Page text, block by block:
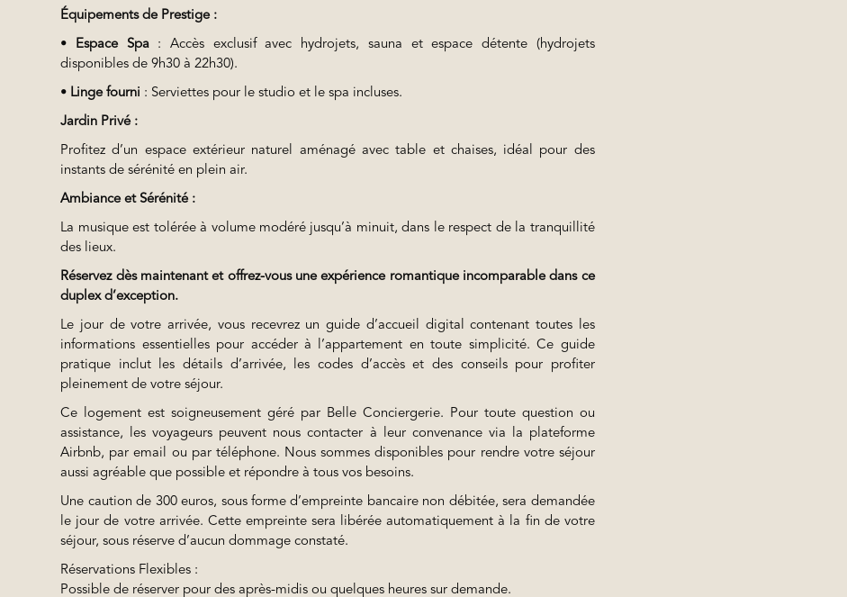
Équipements de Prestige :
• Espace Spa: Accès exclusif avec hydrojets, sauna et espace détente (hydrojets
disponibles de 9h30 à 22h30).
• Linge fourni : Serviettes pour le studio et le spa incluses.
Jardin Privé :
Profitez d’un espace extérieur naturel aménagé avec table et chaises, idéal pour des
instants de sérénité en plein air.
Ambiance et Sérénité :
La musique est tolérée à volume modéré jusqu’à minuit, dans le respect de la tranquillité
des lieux.
Réservez dès maintenant et offrez-vous une expérience romantique incomparable dans ce
duplex d’exception.
Le jour de votre arrivée, vous recevrez un guide d’accueil digital contenant toutes les
informations essentielles pour accéder à l’appartement en toute simplicité. Ce guide
pratique inclut les détails d’arrivée, les codes d’accès et des conseils pour profiter
pleinement de votre séjour.
Ce logement est soigneusement géré par Belle Conciergerie. Pour toute question ou
assistance, les voyageurs peuvent nous contacter à leur convenance via la plateforme
Airbnb, par email ou par téléphone. Nous sommes disponibles pour rendre votre séjour
aussi agréable que possible et répondre à tous vos besoins.
Une caution de 300 euros, sous forme d’empreinte bancaire non débitée, sera demandée
le jour de votre arrivée. Cette empreinte sera libérée automatiquement à la fin de votre
séjour, sous réserve d’aucun dommage constaté.
Réservations Flexibles :
Possible de réserver pour des après-midis ou quelques heures sur demande.